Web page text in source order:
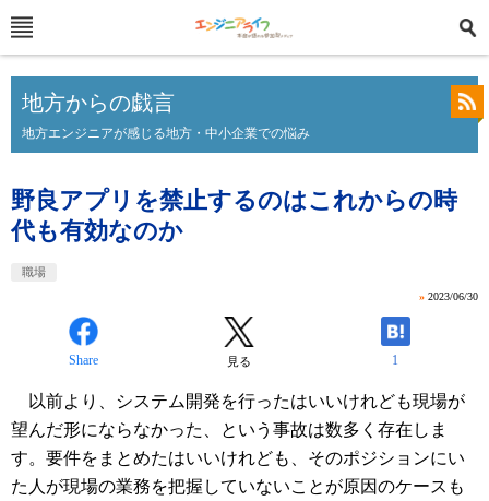
地方からの戯言
地方エンジニアが感じる地方・中小企業での悩み
野良アプリを禁止するのはこれからの時
代も有効なのか
職場
» 2023/06/30
Share 見る 1
以前より、システム開発を行ったはいいけれども現場が
望んだ形にならなかった、という事故は数多く存在しま
す。要件をまとめたはいいけれども、そのポジションにい
た人が現場の業務を把握していないことが原因のケースも